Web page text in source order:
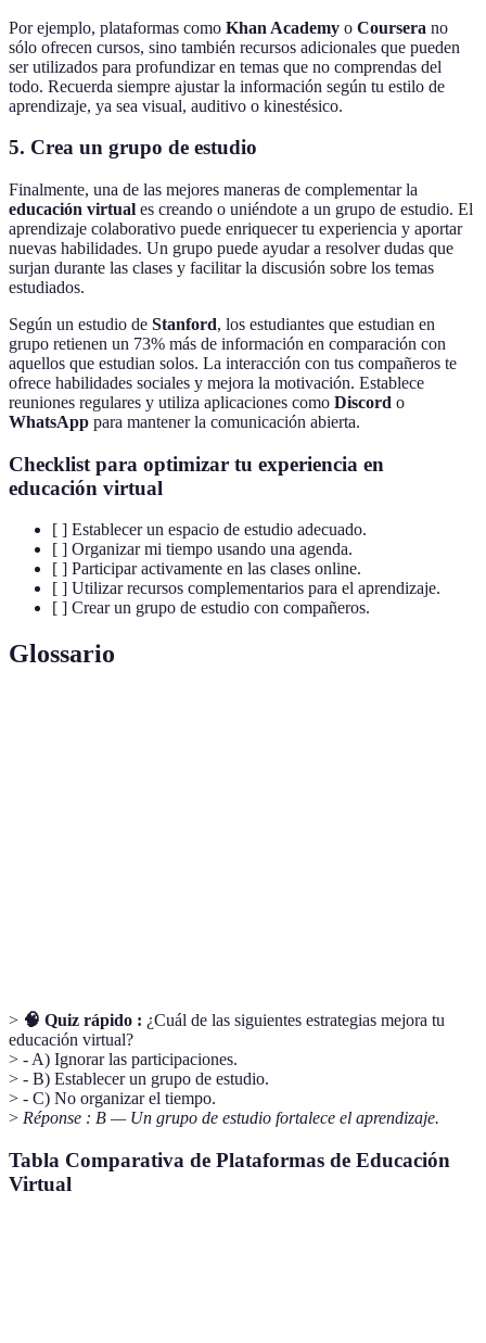
Por ejemplo, plataformas como Khan Academy o Coursera no
sólo ofrecen cursos, sino también recursos adicionales que pueden
ser utilizados para profundizar en temas que no comprendas del
todo. Recuerda siempre ajustar la información según tu estilo de
aprendizaje, ya sea visual, auditivo o kinestésico.
5. Crea un grupo de estudio
Finalmente, una de las mejores maneras de complementar la
educación virtual es creando o uniéndote a un grupo de estudio. El
aprendizaje colaborativo puede enriquecer tu experiencia y aportar
nuevas habilidades. Un grupo puede ayudar a resolver dudas que
surjan durante las clases y facilitar la discusión sobre los temas
estudiados.
Según un estudio de Stanford, los estudiantes que estudian en
grupo retienen un 73% más de información en comparación con
aquellos que estudian solos. La interacción con tus compañeros te
ofrece habilidades sociales y mejora la motivación. Establece
reuniones regulares y utiliza aplicaciones como Discord o
WhatsApp para mantener la comunicación abierta.
Checklist para optimizar tu experiencia en
educación virtual
[ ] Establecer un espacio de estudio adecuado.
[ ] Organizar mi tiempo usando una agenda.
[ ] Participar activamente en las clases online.
[ ] Utilizar recursos complementarios para el aprendizaje.
[ ] Crear un grupo de estudio con compañeros.
Glossario
> 🧠 Quiz rápido : ¿Cuál de las siguientes estrategias mejora tu
educación virtual?
> - A) Ignorar las participaciones.
> - B) Establecer un grupo de estudio.
> - C) No organizar el tiempo.
> Réponse : B — Un grupo de estudio fortalece el aprendizaje.
Tabla Comparativa de Plataformas de Educación
Virtual